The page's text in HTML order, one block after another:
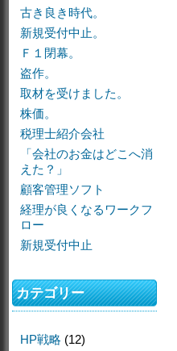
古き良き時代。
新規受付中止。
Ｆ１閉幕。
盗作。
取材を受けました。
株価。
税理士紹介会社
「会社のお金はどこへ消
えた？」
顧客管理ソフト
経理が良くなるワークフ
ロー
新規受付中止
カテゴリー
HP戦略 (12)